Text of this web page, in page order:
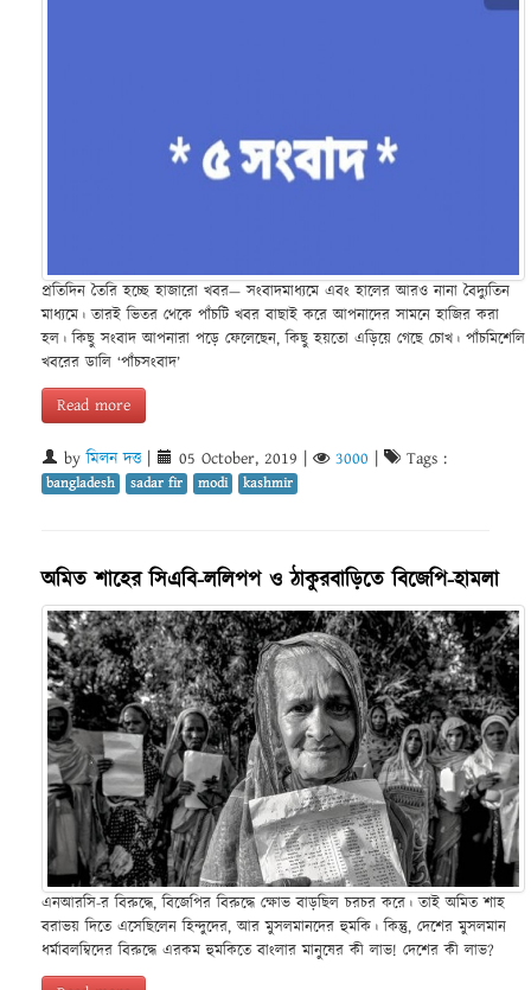
প্রতিদিন তৈরি হচ্ছে হাজারো খবর— সংবাদমাধ্যমে এবং হালের আরও নানা বৈদ্যুতিন
মাধ্যমে। তারই ভিতর থেকে পাঁচটি খবর বাছাই করে আপনাদের সামনে হাজির করা
হল। কিছু সংবাদ আপনারা পড়ে ফেলেছেন, কিছু হয়তো এড়িয়ে গেছে চোখ। পাঁচমিশেলি
খবরের ডালি ‘পাঁচসংবাদ’
Read more
byমিলন দত্ত| 05 October, 2019 3000 Tags :
bangladesh sadar fir modi kashmir
অমিত শাহের সিএবি-ললিপপ ও ঠাকুরবাড়িতে বিজেপি-হামলা
এনআরসি-র বিরুদ্ধে, বিজেপির বিরুদ্ধে ক্ষোভ বাড়ছিল চরচর করে। তাই অমিত শাহ
বরাভয় দিতে এসেছিলেন হিন্দুদের, আর মুসলমানদের হুমকি। কিন্তু, দেশের মুসলমান
ধর্মাবলম্বিদের বিরুদ্ধে এরকম হুমকিতে বাংলার মানুষের কী লাভ! দেশের কী লাভ?